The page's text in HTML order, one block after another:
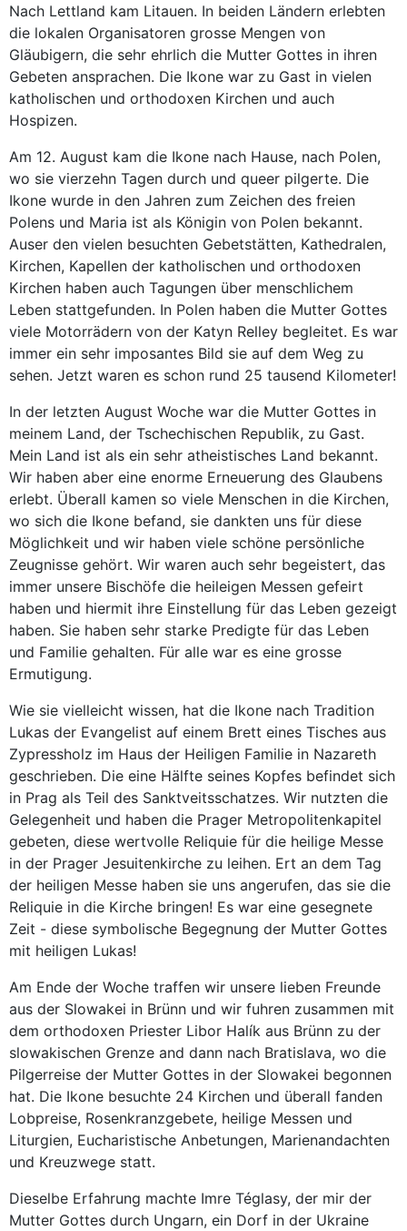
Nach Lettland kam Litauen. In beiden Ländern erlebten
die lokalen Organisatoren grosse Mengen von
Gläubigern, die sehr ehrlich die Mutter Gottes in ihren
Gebeten ansprachen. Die Ikone war zu Gast in vielen
katholischen und orthodoxen Kirchen und auch
Hospizen.
Am 12. August kam die Ikone nach Hause, nach Polen,
wo sie vierzehn Tagen durch und queer pilgerte. Die
Ikone wurde in den Jahren zum Zeichen des freien
Polens und Maria ist als Königin von Polen bekannt.
Auser den vielen besuchten Gebetstätten, Kathedralen,
Kirchen, Kapellen der katholischen und orthodoxen
Kirchen haben auch Tagungen über menschlichem
Leben stattgefunden. In Polen haben die Mutter Gottes
viele Motorrädern von der Katyn Relley begleitet. Es war
immer ein sehr imposantes Bild sie auf dem Weg zu
sehen. Jetzt waren es schon rund 25 tausend Kilometer!
In der letzten August Woche war die Mutter Gottes in
meinem Land, der Tschechischen Republik, zu Gast.
Mein Land ist als ein sehr atheistisches Land bekannt.
Wir haben aber eine enorme Erneuerung des Glaubens
erlebt. Überall kamen so viele Menschen in die Kirchen,
wo sich die Ikone befand, sie dankten uns für diese
Möglichkeit und wir haben viele schöne persönliche
Zeugnisse gehört. Wir waren auch sehr begeistert, das
immer unsere Bischöfe die heileigen Messen gefeirt
haben und hiermit ihre Einstellung für das Leben gezeigt
haben. Sie haben sehr starke Predigte für das Leben
und Familie gehalten. Für alle war es eine grosse
Ermutigung.
Wie sie vielleicht wissen, hat die Ikone nach Tradition
Lukas der Evangelist auf einem Brett eines Tisches aus
Zypressholz im Haus der Heiligen Familie in Nazareth
geschrieben. Die eine Hälfte seines Kopfes befindet sich
in Prag als Teil des Sanktveitsschatzes. Wir nutzten die
Gelegenheit und haben die Prager Metropolitenkapitel
gebeten, diese wertvolle Reliquie für die heilige Messe
in der Prager Jesuitenkirche zu leihen. Ert an dem Tag
der heiligen Messe haben sie uns angerufen, das sie die
Reliquie in die Kirche bringen! Es war eine gesegnete
Zeit - diese symbolische Begegnung der Mutter Gottes
mit heiligen Lukas!
Am Ende der Woche traffen wir unsere lieben Freunde
aus der Slowakei in Brünn und wir fuhren zusammen mit
dem orthodoxen Priester Libor Halík aus Brünn zu der
slowakischen Grenze and dann nach Bratislava, wo die
Pilgerreise der Mutter Gottes in der Slowakei begonnen
hat. Die Ikone besuchte 24 Kirchen und überall fanden
Lobpreise, Rosenkranzgebete, heilige Messen und
Liturgien, Eucharistische Anbetungen, Marienandachten
und Kreuzwege statt.
Dieselbe Erfahrung machte Imre Téglasy, der mir der
Mutter Gottes durch Ungarn, ein Dorf in der Ukraine